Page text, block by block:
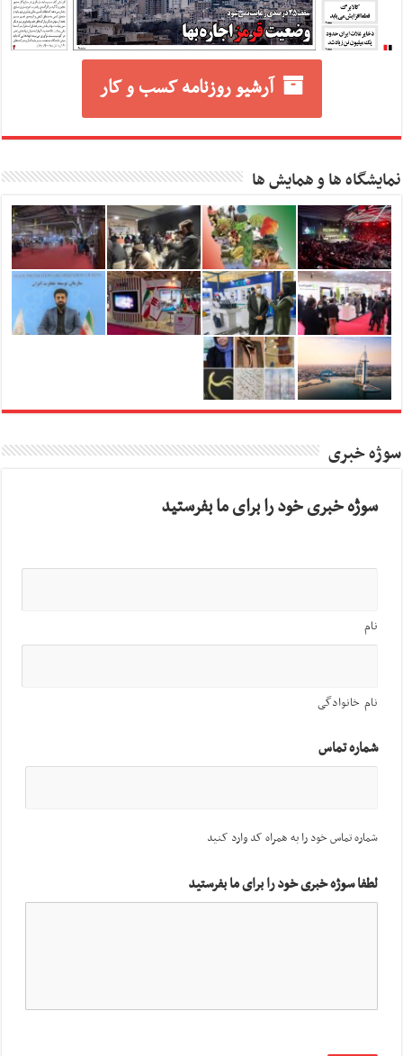
آرشیو روزنامه کسب و کار
نمایشگاه ها و همایش ها
سوژه خبری
سوژه خبری خود را برای ما بفرستید
نام
نام خانوادگی
شماره تماس
شماره تماس خود را به همراه کد وارد کنید
لطفا سوژه خبری خود را برای ما بفرستید